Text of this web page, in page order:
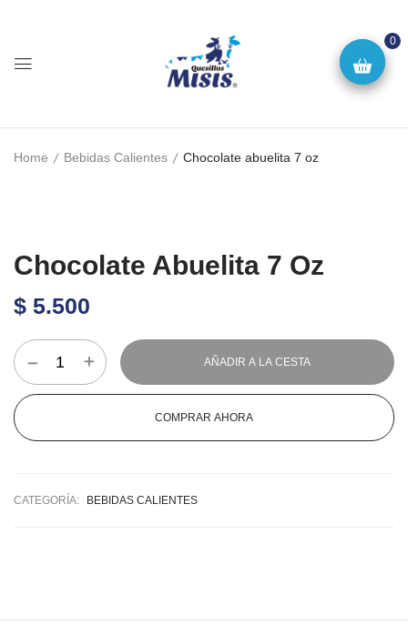
0
Home Bebidas Calientes Chocolate abuelita 7 oz
Chocolate Abuelita 7 Oz
$ 5.500
AÑADIR A LA CESTA
COMPRAR AHORA
CATEGORÍA: BEBIDAS CALIENTES